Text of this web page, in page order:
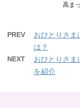
高ま
PREV
おひとりさま
は？
NEXT
おひとりさま
を紹介